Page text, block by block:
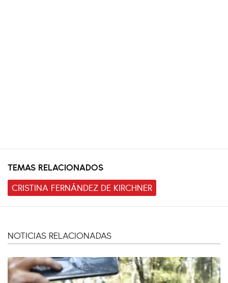
TEMAS RELACIONADOS
CRISTINA FERNÁNDEZ DE KIRCHNER
NOTICIAS RELACIONADAS